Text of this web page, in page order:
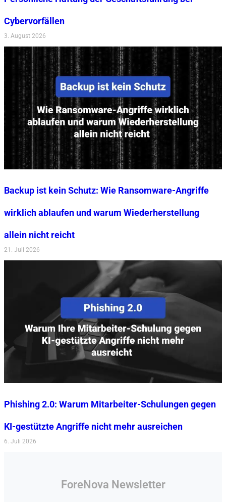
Cybervorfällen
3. August 2026
Backup ist kein Schutz: Wie Ransomware-Angriffe
wirklich ablaufen und warum Wiederherstellung
allein nicht reicht
21. Juli 2026
Phishing 2.0: Warum Mitarbeiter-Schulungen gegen
KI-gestützte Angriffe nicht mehr ausreichen
6. Juli 2026
ForeNova Newsletter